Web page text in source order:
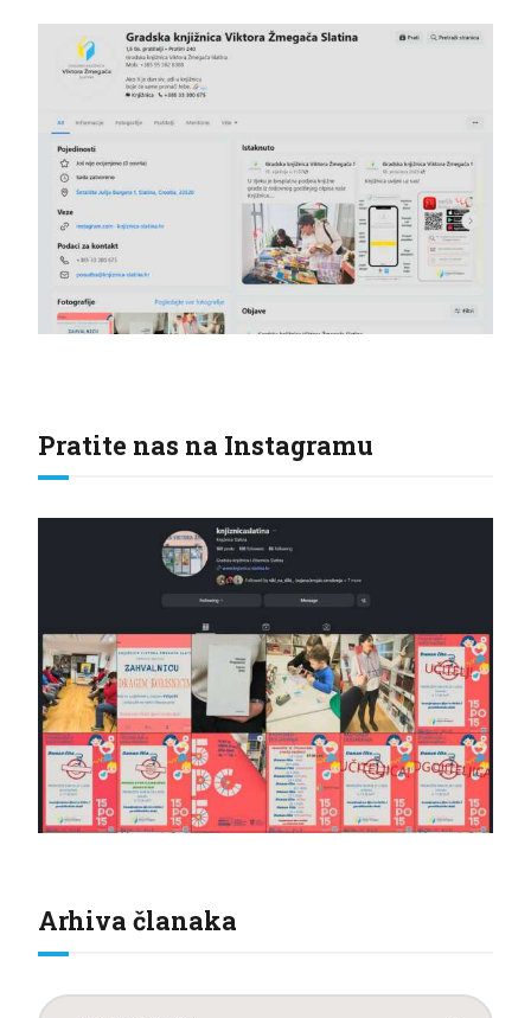
Pratite nas na Instagramu
Arhiva članaka